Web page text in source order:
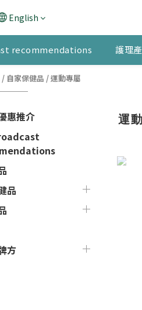
English
recommendations 護理
/ 自家保健品 /運動專屬
惠推介
品
方
運